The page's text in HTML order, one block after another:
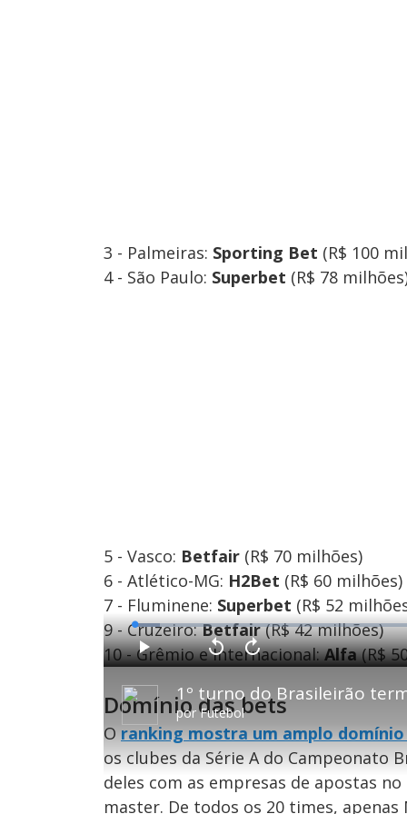
3 - Palmeiras: Sporting Bet (R$ 100
4 - São Paulo: Superbet (R$ 78
5 - Vasco: Betfair (R$ 70 milhões)
6 - Atlético-MG: H2Bet (R$ 60 milhões)
7 - Fluminene: Superbet (R$ 52
9 - Cruzeiro:Betfair(R$ 42 milhões)
10 - Grêmio e Internacional:Alfa(R$
porFutebol
P
l
y
V
o
t
a
r
1
s
e
g
u
d
o
s
A
v
n
ç
a
r
s
e
g
n
d
s
L
o
a
d
e
.
2
%
Domínio das bets
Oranking mostra um amplo
os clubes da Série A do Campeonato
deles com as empresas de apostas
master. De todos os 20 times,